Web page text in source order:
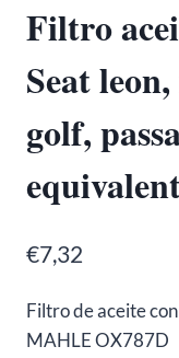
Filtro
Seat
golf,
€7,32
Filtro de aceite
MAHLE OX787D